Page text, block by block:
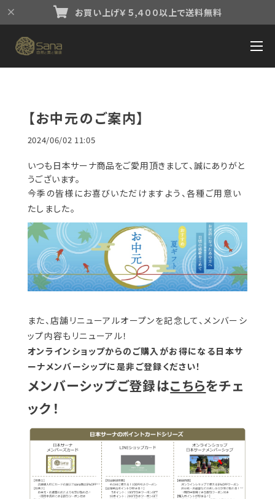
お買い上げ￥５,４００以上で送料無料
【お中元のご案内】
2024/06/02 11:05
いつも日本サーナ商品をご愛用頂きまして、誠にありがと
うございます。
今季の皆様にお喜びいただけますよう、各種ご用意い
たしました。
また、店舗リニューアルオープンを記念して、メンバーシ
ップ内容もリニューアル！
オンラインショップからのご購入がお得になる日本サ
ーナメンバーシップに是非ご登録ください！
メンバーシップご登録はこちらをチェ
ック！